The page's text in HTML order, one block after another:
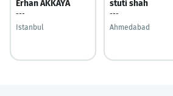
Erhan AKKAYA
---
Istanbul
stuti shah
---
Ahmedabad